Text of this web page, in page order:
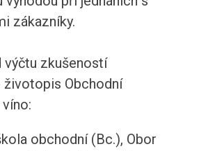
zákazníky.
výčtu zkušeností
životopis Obchodní
obchodní (Bc.), Obor